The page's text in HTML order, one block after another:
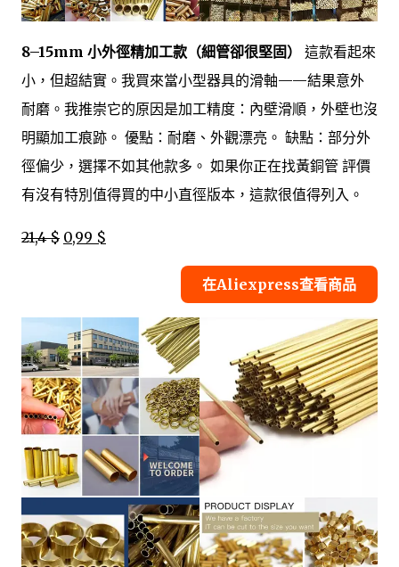
8–15mm 小外徑精加工款（細管卻很堅固）
這款看起來
小，但超結實。我買來當小型器具的滑軸——結果意外
耐磨。我推崇它的原因是加工精度：內壁滑順，外壁也沒
明顯加工痕跡。 優點：耐磨、外觀漂亮。 缺點：部分外
徑偏少，選擇不如其他款多。 如果你正在找黃銅管 評價
有沒有特別值得買的中小直徑版本，這款很值得列入。
21,4 $ 0,99 $
在Aliexpress查看商品